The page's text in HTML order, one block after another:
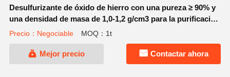
Desulfurizante de óxido de hierro con una pureza ≥ 90% y
una densidad de masa de 1,0-1,2 g/cm3 para la purificación
de gases en partículas esféricas marrones
Precio：Negociable MOQ：1t
Mejor precio Contactar ahora